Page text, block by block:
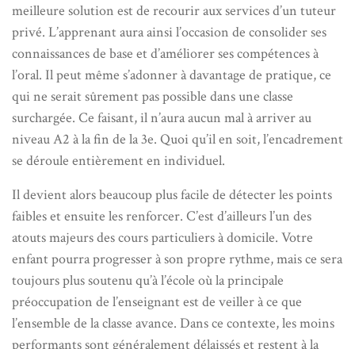
meilleure solution est de recourir aux services d’un tuteur
privé. L’apprenant aura ainsi l’occasion de consolider ses
connaissances de base et d’améliorer ses compétences à
l’oral. Il peut même s’adonner à davantage de pratique, ce
qui ne serait sûrement pas possible dans une classe
surchargée. Ce faisant, il n’aura aucun mal à arriver au
niveau A2 à la fin de la 3e. Quoi qu’il en soit, l’encadrement
se déroule entièrement en individuel.
Il devient alors beaucoup plus facile de détecter les points
faibles et ensuite les renforcer. C’est d’ailleurs l’un des
atouts majeurs des cours particuliers à domicile. Votre
enfant pourra progresser à son propre rythme, mais ce sera
toujours plus soutenu qu’à l’école où la principale
préoccupation de l’enseignant est de veiller à ce que
l’ensemble de la classe avance. Dans ce contexte, les moins
performants sont généralement délaissés et restent à la